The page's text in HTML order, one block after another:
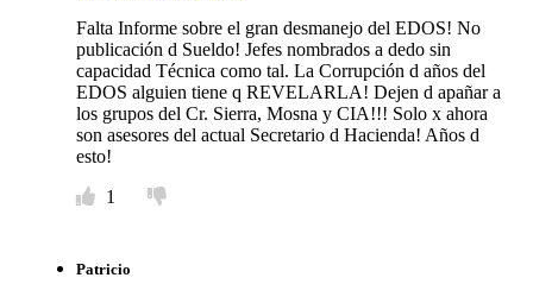
Falta Informe sobre el gran desmanejo del EDOS! No
publicación d Sueldo! Jefes nombrados a dedo sin
capacidad Técnica como tal. La Corrupción d años del
EDOS alguien tiene q REVELARLA! Dejen d apañar a
los grupos del Cr. Sierra, Mosna y CIA!!! Solo x ahora
son asesores del actual Secretario d Hacienda! Años d
esto!
1
Patricio